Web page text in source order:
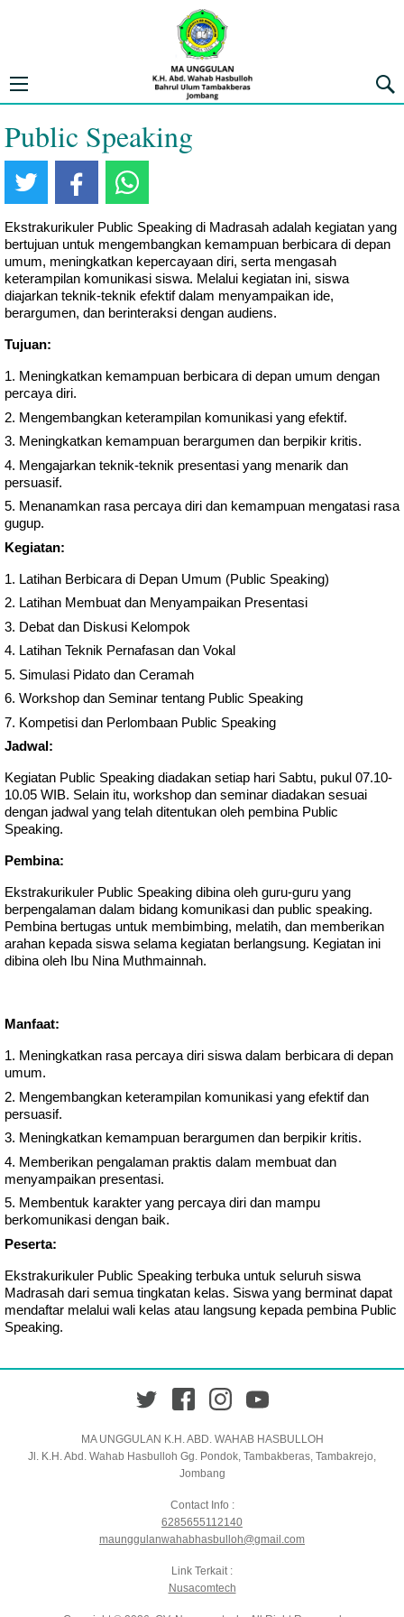
MA UNGGULAN K.H. ABD. WAHAB
Public Speaking
Ekstrakurikuler Public Speaking di Madrasah adalah kegiatan yang
bertujuan untuk mengembangkan kemampuan berbicara di depan
umum, meningkatkan kepercayaan diri, serta mengasah
keterampilan komunikasi siswa. Melalui kegiatan ini, siswa
diajarkan teknik-teknik efektif dalam menyampaikan ide,
berargumen, dan berinteraksi dengan audiens.
Tujuan:
Meningkatkan kemampuan berbicara di depan umum dengan
percaya diri.
Mengembangkan keterampilan komunikasi yang efektif.
Meningkatkan kemampuan berargumen dan berpikir kritis.
Mengajarkan teknik-teknik presentasi yang menarik dan
persuasif.
Menanamkan rasa percaya diri dan kemampuan mengatasi rasa
gugup.
Kegiatan:
Latihan Berbicara di Depan Umum (Public Speaking)
Latihan Membuat dan Menyampaikan Presentasi
Debat dan Diskusi Kelompok
Latihan Teknik Pernafasan dan Vokal
Simulasi Pidato dan Ceramah
Workshop dan Seminar tentang Public Speaking
Kompetisi dan Perlombaan Public Speaking
Jadwal:
Kegiatan Public Speaking diadakan setiap hari Sabtu, pukul 07.10-
10.05 WIB. Selain itu, workshop dan seminar diadakan sesuai
dengan jadwal yang telah ditentukan oleh pembina Public
Speaking.
Pembina:
Ekstrakurikuler Public Speaking dibina oleh guru-guru yang
berpengalaman dalam bidang komunikasi dan public speaking.
Pembina bertugas untuk membimbing, melatih, dan memberikan
arahan kepada siswa selama kegiatan berlangsung. Kegiatan ini
dibina oleh Ibu Nina Muthmainnah.
Manfaat:
Meningkatkan rasa percaya diri siswa dalam berbicara di depan
umum.
Mengembangkan keterampilan komunikasi yang efektif dan
persuasif.
Meningkatkan kemampuan berargumen dan berpikir kritis.
Memberikan pengalaman praktis dalam membuat dan
menyampaikan presentasi.
Membentuk karakter yang percaya diri dan mampu
berkomunikasi dengan baik.
Peserta:
Ekstrakurikuler Public Speaking terbuka untuk seluruh siswa
Madrasah dari semua tingkatan kelas. Siswa yang berminat dapat
mendaftar melalui wali kelas atau langsung kepada pembina Public
Speaking.
MA UNGGULAN K.H. ABD. WAHAB HASBULLOH
Jl. K.H. Abd. Wahab Hasbulloh Gg. Pondok, Tambakberas, Tambakrejo,
Jombang
Contact Info :
6285655112140
maunggulanwahabhasbulloh@gmail.com
Link Terkait :
Nusacomtech